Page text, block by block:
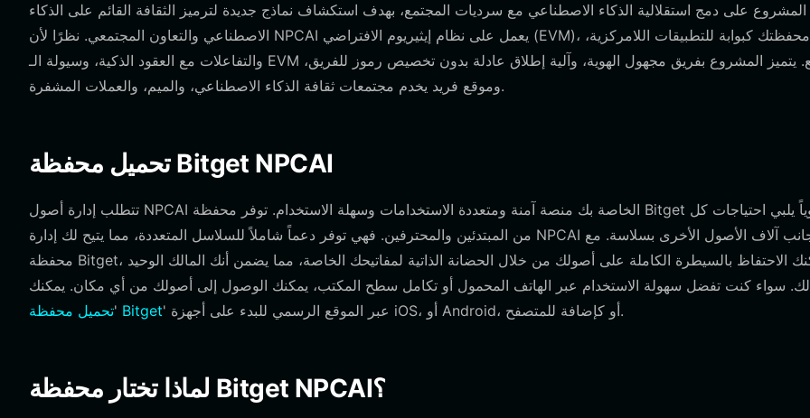
المشروع على دمج استقلالية الذكاء الاصطناعي مع سرديات المجتمع، بهدف استكشاف نماذج جديدة لترميز الثقافة القائم على الذكاء
الاصطناعي والتعاون المجتمعي. نظرًا لأن NPCAI يعمل على نظام إيثيريوم الافتراضي (EVM)، تعمل محفظتك كبوابة للتطبيقات اللامركزية،
والتفاعلات مع العقود الذكية، وسيولة الـ EVM الأوسع. يتميز المشروع بفريق مجهول الهوية، وآلية إطلاق عادلة بدون تخصيص رموز للفريق،
وموقع فريد يخدم مجتمعات ثقافة الذكاء الاصطناعي، والميم، والعملات المشفرة.
تحميل محفظة Bitget NPCAI
تتطلب إدارة أصول NPCAI الخاصة بك منصة آمنة ومتعددة الاستخدامات وسهلة الاستخدام. توفر محفظة Bitget حلاً قوياً يلبي احتياجات كل
من المبتدئين والمحترفين. فهي توفر دعماً شاملاً للسلاسل المتعددة، مما يتيح لك إدارة NPCAI إلى جانب آلاف الأصول الأخرى بسلاسة. مع
محفظة Bitget، يمكنك الاحتفاظ بالسيطرة الكاملة على أصولك من خلال الحضانة الذاتية لمفاتيحك الخاصة، مما يضمن أنك المالك الوحيد
سواء كنت تفضل سهولة الاستخدام عبر الهاتف المحمول أو تكامل سطح المكتب، يمكنك الوصول إلى أصولك من أي مكان. يمكنك
' تحميل محفظة Bitget ' عبر الموقع الرسمي للبدء على أجهزة iOS، أو Android، أو كإضافة للمتصفح.
لماذا تختار محفظة Bitget NPCAI؟